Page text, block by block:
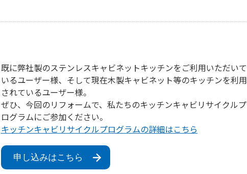
既に弊社製のステンレスキャビネットキッチンをご利用いただいて
いるユーザー様、そして現在木製キャビネット等のキッチンを利用
されているユーザー様。
ぜひ、今回のリフォームで、私たちのキッチンキャビリサイクルプ
ログラムにご参加ください。
キッチンキャビリサイクルプログラムの詳細はこちら
申し込みはこちら